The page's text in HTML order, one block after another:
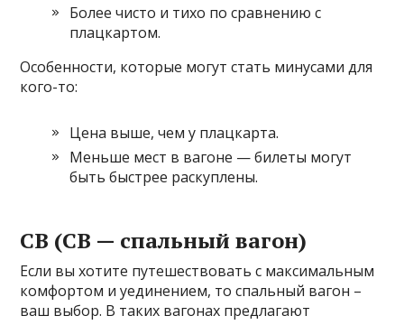
Более чисто и тихо по сравнению с
плацкартом.
Особенности, которые могут стать минусами для
кого-то:
Цена выше, чем у плацкарта.
Меньше мест в вагоне — билеты могут
быть быстрее раскуплены.
СВ (СВ — спальный вагон)
Если вы хотите путешествовать с максимальным
комфортом и уединением, то спальный вагон –
ваш выбор. В таких вагонах предлагают